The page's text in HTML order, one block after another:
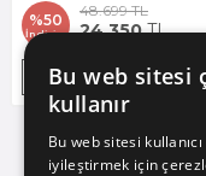
%50
İndirim
48.699TL
24.350TL
SEPETE EKLE
Bu web sitesi
kullanır
Bu web sitesi
iyileştirmek için